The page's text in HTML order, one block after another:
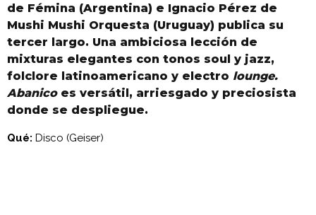
de Fémina (Argentina) e Ignacio Pérez de
Mushi Mushi Orquesta (Uruguay) publica su
tercer largo. Una ambiciosa lección de
mixturas elegantes con tonos soul y jazz,
folclore latinoamericano y electro lounge.
Abanicoes versátil, arriesgado y preciosista
donde se despliegue.
Qué: Disco (Geiser)